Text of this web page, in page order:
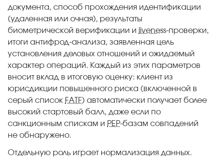
документа, способ прохождения идентификации
(удаленная или очная), результаты
биометрической верификации и liveness-проверки,
итоги антифрод-анализа, заявленная цель
установления деловых отношений и ожидаемый
характер операций. Каждый из этих параметров
вносит вклад в итоговую оценку: клиент из
юрисдикции повышенного риска (включенной в
серый список FATF) автоматически получает более
высокий стартовый балл, даже если по
санкционным спискам и PEP-базам совпадений
не обнаружено.
Отдельную роль играет нормализация данных.